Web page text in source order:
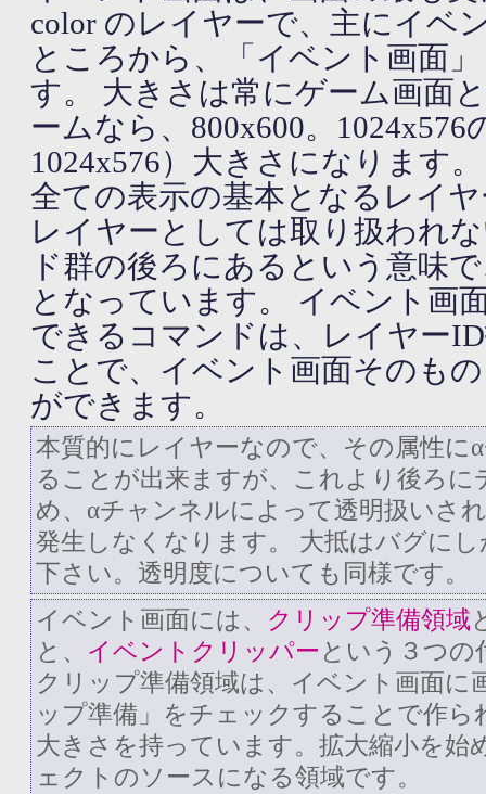
color のレイヤーで、主にイベ
ところから、「イベント画面
す。 大きさは常にゲーム画面
ームなら、800x600。1024x576
1024x576）大きさになります。
全ての表示の基本となるレイ
レイヤーとしては取り扱われ
ド群の後ろにあるという意味
となっています。 イベント画
できるコマンドは、レイヤー
ことで、イベント画面そのも
ができます。
本質的にレイヤーなので、その属性に
ることが出来ますが、これより後ろに
め、αチャンネルによって透明扱いさ
発生しなくなります。 大抵はバグに
下さい。透明度についても同様です。
イベント画面には、 クリップ準備領域
と、 イベントクリッパー という３つの
クリップ準備領域は、イベント画面に
ップ準備」をチェックすることで作ら
大きさを持っています。拡大縮小を始
ェクトのソースになる領域です。